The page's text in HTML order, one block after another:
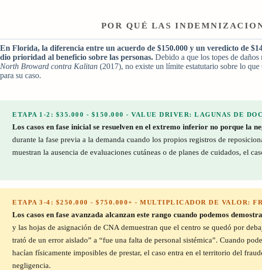
POR QUÉ LAS
En Florida, la diferencia entre un acuerdo de $150.000 y un veredicto de
dio prioridad al beneficio sobre las personas. Debido a que los topes de
North Broward contra Kalitan (2017), no existe un límite estatutario sobre lo
para su caso.
ETAPA 1-2: $35.000 - $150.000 - VALUE DRIVER: LAGUNAS DE
Los casos en fase inicial se resuelven en el extremo inferior no porque la
durante la fase previa a la demanda cuando los propios registros de
muestran la ausencia de evaluaciones cutáneas o de planes de cuidados, el
ETAPA 3-4: $250.000 - $750.000+ - MULTIPLICADOR DE VALOR:
Los casos en fase avanzada alcanzan este rango cuando podemos
y las hojas de asignación de CNA demuestran que el centro se quedó por
trató de un error aislado” a “fue una falta de personal sistémica”. Cuando
hacían físicamente imposibles de prestar, el caso entra en el territorio del
negligencia.